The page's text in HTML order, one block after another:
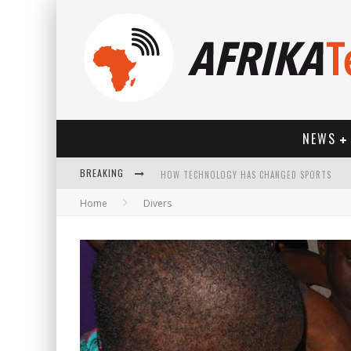
NEWS
BREAKING
HOW TECHNOLOGY HAS CHANGED SPORTS
Home Divers